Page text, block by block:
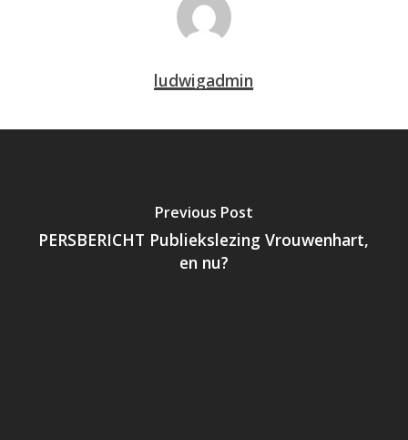
ludwigadmin
Previous Post
PERSBERICHT Publiekslezing Vrouwenhart,
en nu?